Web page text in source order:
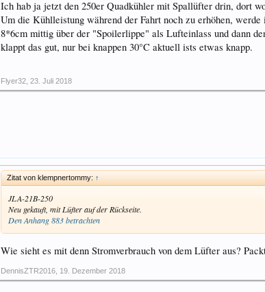
Ich hab ja jetzt den 250er Quadkühler mit Spallüfter drin, dort
Um die Kühlleistung während der Fahrt noch zu erhöhen,
8*6cm mittig über der "Spoilerlippe" als Lufteinlass und dann
klappt das gut, nur bei knappen 30°C aktuell ists etwas knapp.
Flyer32 23. Juli 2018
Zitat von klempnertommy: ↑
JLA-21B-250
Neu gekauft, mit Lüfter auf der Rückseite.
Den Anhang 883 betrachten
Wie sieht es mit denn Stromverbrauch von dem Lüfter aus?
DennisZTR2016 19. Dezember 2018